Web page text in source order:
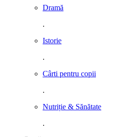
Dramă
.
Istorie
.
Cârti pentru copii
.
Nutriție & Sănătate
.